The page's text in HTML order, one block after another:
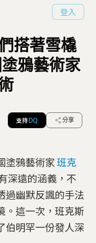
登入
搭著雪橇
鴉藝術家
支持 DQ 分享
塗鴉藝術家班克
深遠的涵義，不
過幽默反諷的手法
。這一次，班克斯
伯明罕一份發人深